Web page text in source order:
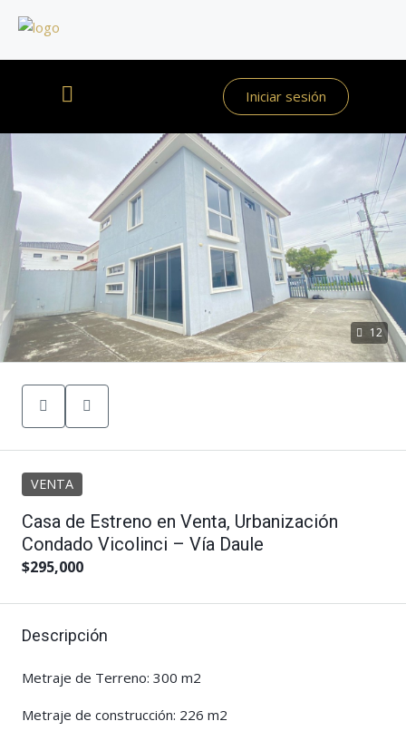
Iniciar sesión
12
VENTA
Casa de Estreno en Venta, Urbanización
Condado Vicolinci – Vía Daule
$295,000
Descripción
Metraje de Terreno: 300 m2
Metraje de construcción: 226 m2